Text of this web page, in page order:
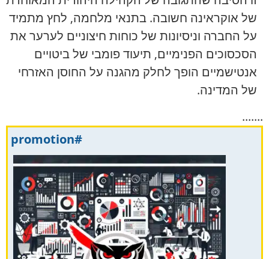
של אוקראינה חשובה. בתנאי מלחמה, לחץ מתמיד
על החברה וניסיונות של כוחות חיצוניים לערער את
הסכסוכים הפנימיים, תיעוד פומבי של ביטויים
אנטישמיים הופך לחלק מהגנה על החוסן האזרחי
של המדינה.
.......
#promotion